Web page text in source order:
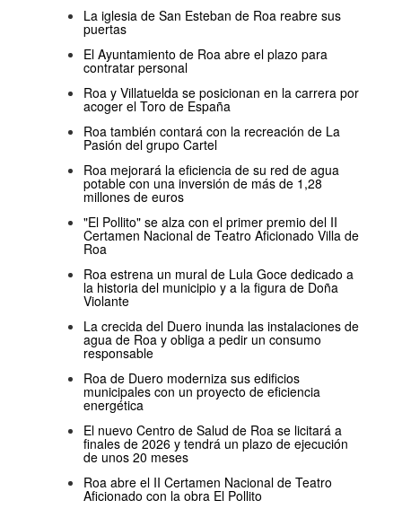
La iglesia de San Esteban de Roa reabre sus
puertas
El Ayuntamiento de Roa abre el plazo para
contratar personal
Roa y Villatuelda se posicionan en la carrera por
acoger el Toro de España
Roa también contará con la recreación de La
Pasión del grupo Cartel
Roa mejorará la eficiencia de su red de agua
potable con una inversión de más de 1,28
millones de euros
"El Pollito" se alza con el primer premio del II
Certamen Nacional de Teatro Aficionado Villa de
Roa
Roa estrena un mural de Lula Goce dedicado a
la historia del municipio y a la figura de Doña
Violante
La crecida del Duero inunda las instalaciones de
agua de Roa y obliga a pedir un consumo
responsable
Roa de Duero moderniza sus edificios
municipales con un proyecto de eficiencia
energética
El nuevo Centro de Salud de Roa se licitará a
finales de 2026 y tendrá un plazo de ejecución
de unos 20 meses
Roa abre el II Certamen Nacional de Teatro
Aficionado con la obra El Pollito